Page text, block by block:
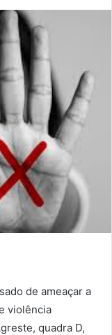
de ameaçar a
violência
quadra D,